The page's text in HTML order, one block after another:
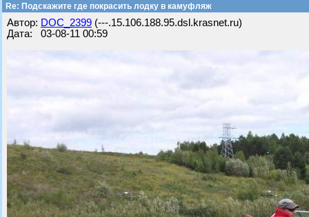
Re: Подскажите где покрасить лодку в камуфляж
Автор: DOC_2399 (---.15.106.188.95.dsl.krasnet.ru)
Дата: 03-08-11 00:59